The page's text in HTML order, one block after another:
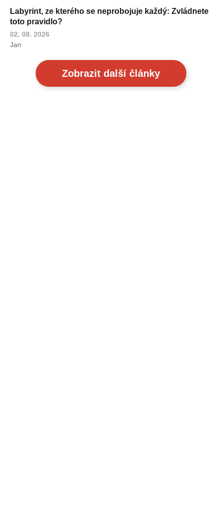
Labyrint, ze kterého se neprobojuje každý: Zvládnete
toto pravidlo?
02. 08. 2026
Jan
Zobrazit další články